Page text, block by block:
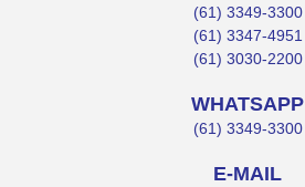
(61) 3349-3300
(61) 3347-4951
(61) 3030-2200
WHATSAPP
(61) 3349-3300
E-MAIL